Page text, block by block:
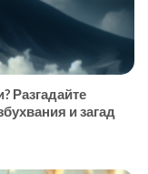
Разгадайте
и загад